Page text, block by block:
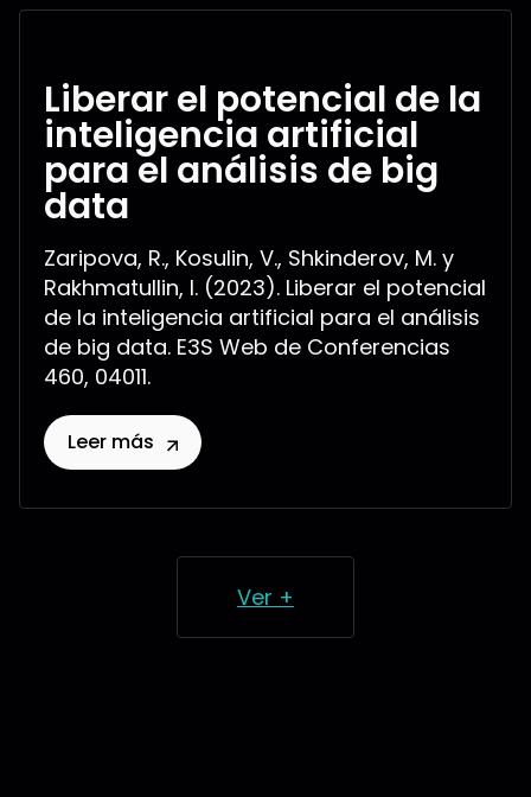
Liberar el potencial de la
inteligencia artificial
para el análisis de big
data
Zaripova, R., Kosulin, V., Shkinderov, M. y
Rakhmatullin, I. (2023). Liberar el potencial
de la inteligencia artificial para el análisis
de big data. E3S Web de Conferencias
460, 04011.
Leer más
Ver +